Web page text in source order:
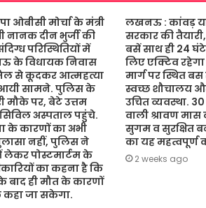
मोर्चा के मंत्री
नानक दीन भुर्जी की
परिस्थितियों में
के विधायक निवास
से कूदकर आत्महत्या
सामने. पुलिस के
मौके पर, बेटे उत्तम
अस्पताल पहुंचे.
के कारणों का अभी
नहीं, पुलिस ने
पोस्टमार्टम के
का कहना है कि
बाद ही मौत के कारणों
जा सकेगा.
लखनऊ : कांवड़
सरकार की
बसें साथ ही 24
लिए एक्टिव
मार्ग पर स्थित
स्वच्छ शौचालय
उचित व्यवस्था.
वाली श्रावण मास
सुगम व सुरक्षित
का यह महत्वपूर्ण
2 weeks ago